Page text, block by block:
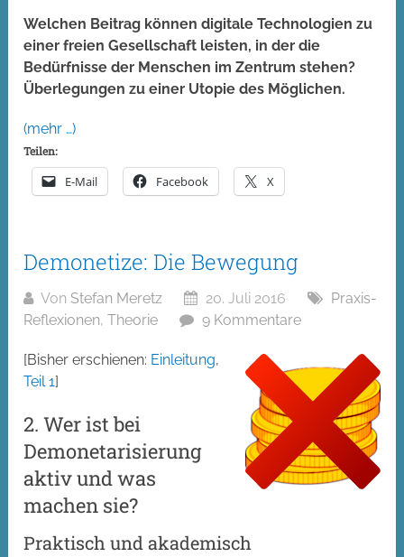
Welchen Beitrag können digitale Technologien zu
einer freien Gesellschaft leisten, in der die
Bedürfnisse der Menschen im Zentrum stehen?
Überlegungen zu einer Utopie des Möglichen.
(mehr …)
Teilen:
E-Mail Facebook X
Demonetize: Die Bewegung
Von Stefan Meretz 20. Juli 2016
Praxis-
Reflexionen,Theorie 9 Kommentare
[Bisher erschienen: Einleitung,
Teil 1]
2. Wer ist bei
Demonetarisierung
aktiv und was
machen sie?
Praktisch und akademisch